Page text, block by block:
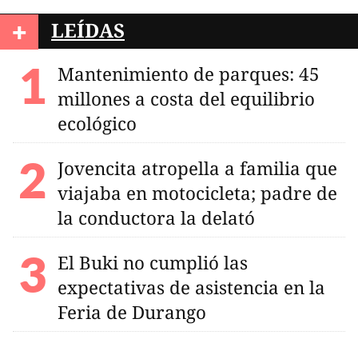
+ LEÍDAS
Mantenimiento de parques: 45
millones a costa del equilibrio
ecológico
Jovencita atropella a familia que
viajaba en motocicleta; padre de
la conductora la delató
El Buki no cumplió las
expectativas de asistencia en la
Feria de Durango